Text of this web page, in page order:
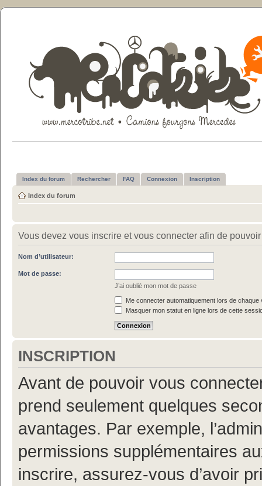
Index du forum Rechercher FAQ Connexion Inscription
Index du forum
Vous devez vous inscrire et vous connecter afin de
Nom d’utilisateur:
Mot de passe:
J’ai oublié mon mot de passe
Me connecter automatiquement lors de chaque
Masquer mon statut en ligne lors de cette
INSCRIPTION
Avant de pouvoir vous
prend seulement quelques
avantages. Par exemple,
permissions supplémentaires
inscrire, assurez-vous d’avoir